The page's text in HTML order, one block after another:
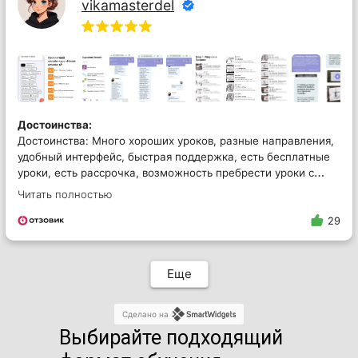
подошёл. Полученных знаний 0. Очень надеюсь на
возврат денежных средств.
vikamasterdel
Достоинства:
Достоинства: Много хороших уроков, разные направления,
удобный интерфейс, быстрая поддержка, есть бесплатные
уроки, есть рассрочка, возможность пребрести уроки с
обратной связью, хорошие преподаватели
Недостатки:
Доброе время суток! Любите ли вы рисовать?
Может, давно хотели попробовать, но всё
картину акрилом, но не знаете, с чего начать?
Или, быть может, нет возможности водить
ребёнка в художественную студию...
Читать полностью
29
Еще
Сделано на
Выбирайте подходящий